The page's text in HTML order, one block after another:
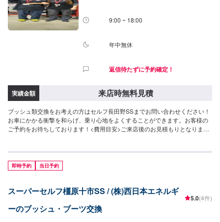
9:00 ~ 18:00
年中無休
返信待たずに予約確定！
実績金額 来店時無料見積
ブッシュ類交換をお考えの方はセルフ長田野SSまでお問い合わせください！
お車にかかる衝撃を和らげ、乗り心地をよくすることができます。お客様の
ご予約をお待ちしております！<費用目安>ご来店後のお見積もりとなりま
即時予約 当日予約
スーパーセルフ橿原十市SS / (株)西日本エネルギ
ーのブッシュ・ブーツ交換
5.0(4件)